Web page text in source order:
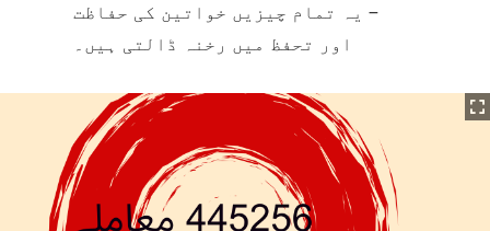
– یہ تمام چیزیں خواتین کی حفاظت
اور تحفظ میں رخنہ ڈالتی ہیں۔